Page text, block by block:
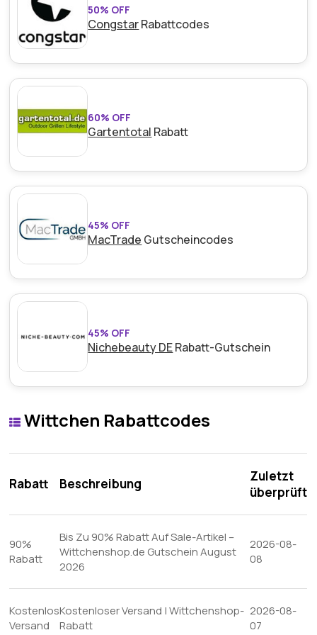
50% OFF
CongstarRabattcodes
60% OFF
Gartentotal Rabatt
45% OFF
MacTrade Gutscheincodes
45% OFF
Nichebeauty DERabatt-Gutschein
Wittchen Rabattcodes
Rabatt Beschreibung
Zuletzt
überprüft
90%
Rabatt
Bis Zu 90% Rabatt Auf Sale-Artikel –
Wittchenshop.de Gutschein August
2026
2026-08-
08
Kostenlos
Versand
Kostenloser Versand | Wittchenshop-
Rabatt
2026-08-
07